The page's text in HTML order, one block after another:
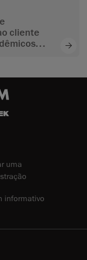
cliente
uma
informativo